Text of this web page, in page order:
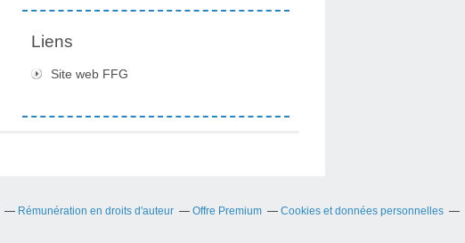
Liens
Site web FFG
Rémunération en droits d'auteur Offre Premium
Cookies et données personnelles